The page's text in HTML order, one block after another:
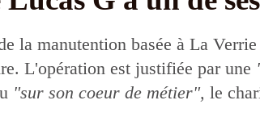
la manutention basée à La
L'opération est justifiée par une
"sur son coeur de métier", le